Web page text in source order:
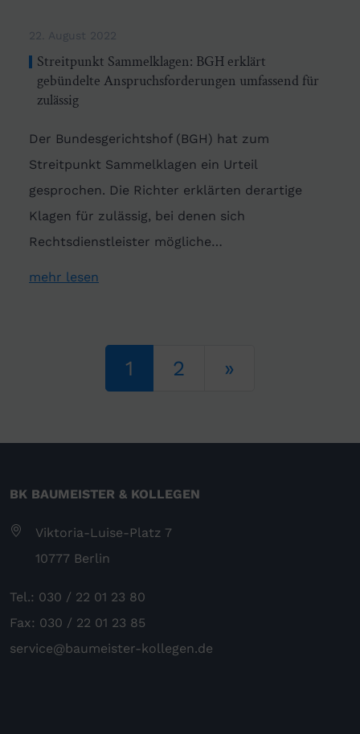
22. August 2022
Streitpunkt Sammelklagen: BGH erklärt
gebündelte Anspruchsforderungen umfassend für
zulässig
Der Bundesgerichtshof (BGH) hat zum
Streitpunkt Sammelklagen ein Urteil
gesprochen. Die Richter erklärten derartige
Klagen für zulässig, bei denen sich
Rechtsdienstleister mögliche…
mehr lesen
Beitrags-Navigation
1 2 »
BK BAUMEISTER & KOLLEGEN
Viktoria-Luise-Platz 7
10777 Berlin
Tel.: 030 / 22 01 23 80
Fax: 030 / 22 01 23 85
service@baumeister-kollegen.de